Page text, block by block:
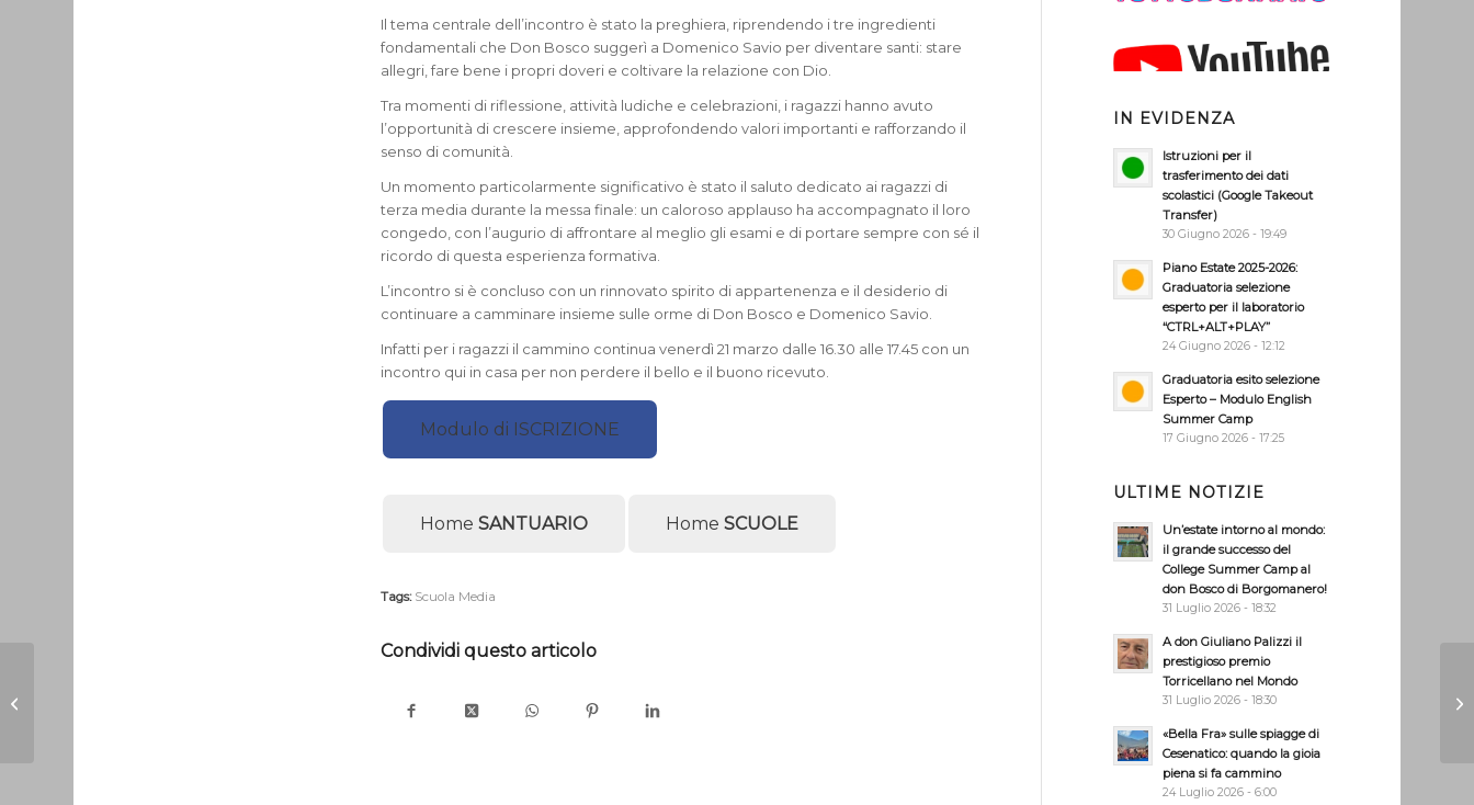
Il tema centrale dell’incontro è stato la preghiera, riprendendo i tre ingredienti
fondamentali che Don Bosco suggerì a Domenico Savio per diventare santi: stare
allegri, fare bene i propri doveri e coltivare la relazione con Dio.
Tra momenti di riflessione, attività ludiche e celebrazioni, i ragazzi hanno avuto
l’opportunità di crescere insieme, approfondendo valori importanti e rafforzando il
senso di comunità.
Un momento particolarmente significativo è stato il saluto dedicato ai ragazzi di
terza media durante la messa finale: un caloroso applauso ha accompagnato il loro
congedo, con l’augurio di affrontare al meglio gli esami e di portare sempre con sé il
ricordo di questa esperienza formativa.
L’incontro si è concluso con un rinnovato spirito di appartenenza e il desiderio di
continuare a camminare insieme sulle orme di Don Bosco e Domenico Savio.
Infatti per i ragazzi il cammino continua venerdì 21 marzo dalle 16.30 alle 17.45 con un
incontro qui in casa per non perdere il bello e il buono ricevuto.
Modulo di ISCRIZIONE
HomeSANTUARIO HomeSCUOLE
Tags: Scuola Media
Condividi questo articolo
IN EVIDENZA
Istruzioni per il
trasferimento dei dati
scolastici (Google Takeout
Transfer)
30 Giugno 2026 - 19:49
Piano Estate 2025-2026:
Graduatoria selezione
esperto per il laboratorio
“CTRL+ALT+PLAY”
24 Giugno 2026 - 12:12
Graduatoria esito selezione
Esperto – Modulo English
Summer Camp
17 Giugno 2026 - 17:25
ULTIME NOTIZIE
Un’estate intorno al mondo:
il grande successo del
College Summer Camp al
don Bosco di Borgomanero!
31 Luglio 2026 - 18:32
A don Giuliano Palizzi il
prestigioso premio
Torricellano nel Mondo
31 Luglio 2026 - 18:30
«Bella Fra» sulle spiagge di
Cesenatico: quando la gioia
piena si fa cammino
24 Luglio 2026 - 6:00